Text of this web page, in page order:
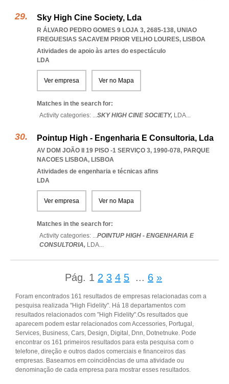
Sky High Cine Society, Lda
R ÁLVARO PEDRO GOMES 9 LOJA 3, 2685-138, UNIAO
FREGUESIAS SACAVEM PRIOR VELHO LOURES, LISBOA
Atividades de apoio às artes do espectáculo
LDA
Ver empresa Ver no Mapa
Matches in the search for:
Activity categories: ...SKY HIGH CINE SOCIETY, LDA...
Pointup High - Engenharia E Consultoria, Lda
AV DOM JOÃO II 19 PISO -1 SERVIÇO 3, 1990-078, PARQUE
NACOES LISBOA, LISBOA
Atividades de engenharia e técnicas afins
LDA
Ver empresa Ver no Mapa
Matches in the search for:
Activity categories: ...POINTUP HIGH - ENGENHARIA E
CONSULTORIA, LDA...
Pág. 1 2 3 4 5 ... 6 »
Foram encontrados 161 resultados de empresas relacionadas com a
pesquisa realizada "High Fidelity". Há 18 departamentos com
resultados relacionados com "High Fidelity".Os resultados que
aparecem podem estar relacionados com Accessories, Portugal,
Services, Business, Cars, Design, Digital, Dnn, Dotnetnuke. Pode
encontrar os 161 primeiros resultados para esta pesquisa com o
telefone, direção e outros dados comerciais e financeiros das
empresas. Baseamos em coincidências de uma atividade ou
denominação de cada empresa para mostrar esses resultados.